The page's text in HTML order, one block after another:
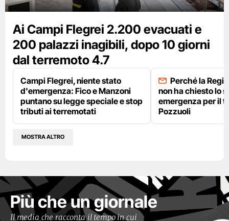
Ai Campi Flegrei 2.200 evacuati e
200 palazzi inagibili, dopo 10 giorni
dal terremoto 4.7
Campi Flegrei, niente stato
d'emergenza: Fico e Manzoni
puntano su legge speciale e stop
tributi ai terremotati
Perché la
non ha chiesto lo
emergenza per il
Pozzuoli
MOSTRA ALTRO
Più che un giornale
Il media che racconta il tempo in cui